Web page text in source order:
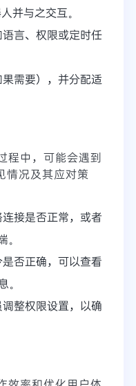
并与之交互。
言、权限或定时任
需要），并分配适
中，可能会遇到
情况及其应对策
接是否正常，或者
否正确，可以查看
整权限设置，以确